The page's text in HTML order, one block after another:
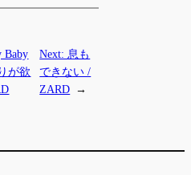
Baby
が欲
Next: 息も
できない /
ZARD →